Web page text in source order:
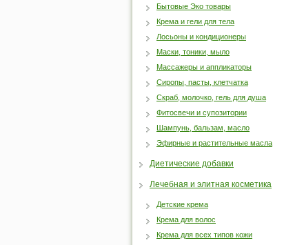
Бытовые Эко товары
Крема и гели для тела
Лосьоны и кондиционеры
Маски, тоники, мыло
Массажеры и аппликаторы
Сиропы, пасты, клетчатка
Скраб, молочко, гель для душа
Фитосвечи и супозитории
Шампунь, бальзам, масло
Эфирные и растительные масла
Диетические добавки
Лечебная и элитная косметика
Детские крема
Крема для волос
Крема для всех типов кожи